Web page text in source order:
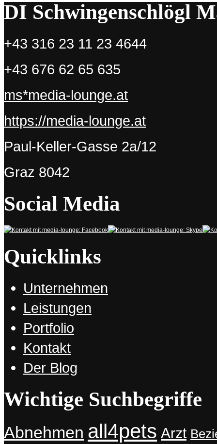
Katzen schlafen stets so, als hätten
Bookmarken & Teilen
DI Schwingenschlögl
+43 316 23 11 23 4644
+43 676 62 65 635
ms*media-lounge.at
https://media-lounge.at
Paul-Keller-Gasse 2a/12
Graz 8042
Social Media
Quicklinks
Unternehmen
Leistungen
Portfolio
Kontakt
Der Blog
Wichtige Suchbegriffe
Abnehmen all4pets Arzt